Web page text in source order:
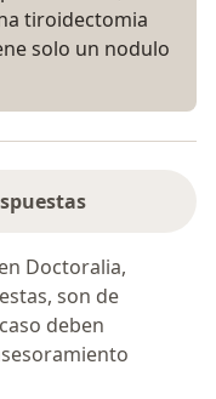
tiroidectomia
solo un nodulo
Doctoralia,
son de
deben